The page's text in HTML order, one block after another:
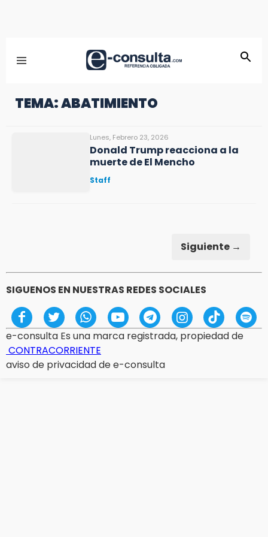
TEMA: ABATIMIENTO
Lunes, Febrero 23, 2026
Donald Trump reacciona a la
muerte de El Mencho
Staff
Siguiente →
SIGUENOS EN NUESTRAS REDES SOCIALES
e-consulta Es una marca registrada, propiedad de
CONTRACORRIENTE
aviso de privacidad de e-consulta